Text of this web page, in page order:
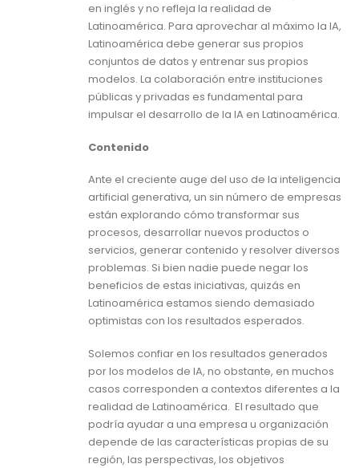
en inglés y no refleja la realidad de
Latinoamérica. Para aprovechar al máximo la IA,
Latinoamérica debe generar sus propios
conjuntos de datos y entrenar sus propios
modelos. La colaboración entre instituciones
públicas y privadas es fundamental para
impulsar el desarrollo de la IA en Latinoamérica.
Contenido
Ante el creciente auge del uso de la inteligencia
artificial generativa, un sin número de empresas
están explorando cómo transformar sus
procesos, desarrollar nuevos productos o
servicios, generar contenido y resolver diversos
problemas. Si bien nadie puede negar los
beneficios de estas iniciativas, quizás en
Latinoamérica estamos siendo demasiado
optimistas con los resultados esperados.
Solemos confiar en los resultados generados
por los modelos de IA, no obstante, en muchos
casos corresponden a contextos diferentes a la
realidad de Latinoamérica. El resultado que
podría ayudar a una empresa u organización
depende de las características propias de su
región, las perspectivas, los objetivos